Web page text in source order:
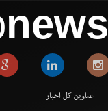
news
عناوین کل اخبار